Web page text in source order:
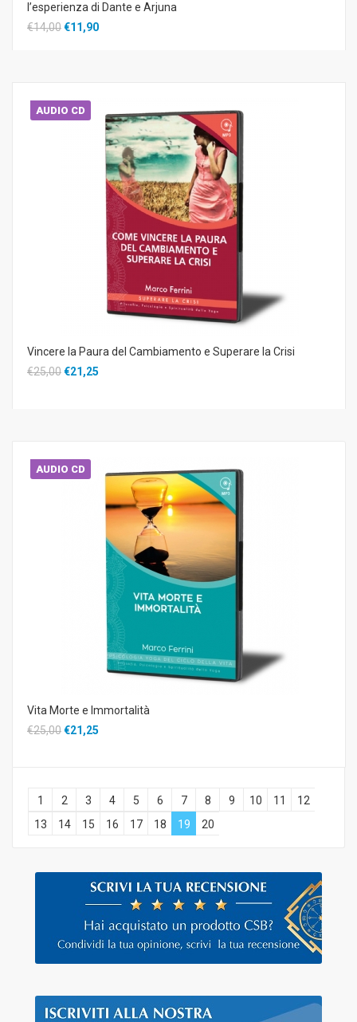
l’esperienza di Dante e Arjuna
€14,00€11,90
AUDIO CD
Vincere la Paura del Cambiamento e Superare la Crisi
€25,00€21,25
AUDIO CD
Vita Morte e Immortalità
€25,00€21,25
1 2 3 4 5 6 7 8 9 10 11
12
13
14 15 16 17 18 19 20